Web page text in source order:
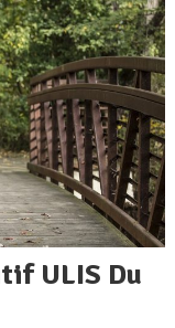
ULIS Du